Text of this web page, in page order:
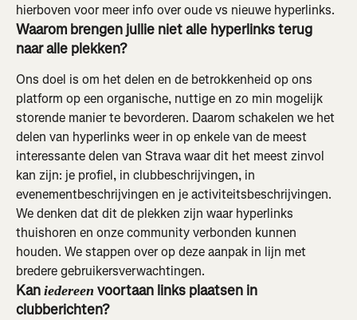
hierboven voor meer info over oude vs nieuwe hyperlinks.
Waarom brengen jullie niet alle hyperlinks terug
naar alle plekken?
Ons doel is om het delen en de betrokkenheid op ons
platform op een organische, nuttige en zo min mogelijk
storende manier te bevorderen. Daarom schakelen we het
delen van hyperlinks weer in op enkele van de meest
interessante delen van Strava waar dit het meest zinvol
kan zijn: je profiel, in clubbeschrijvingen, in
evenementbeschrijvingen en je activiteitsbeschrijvingen.
We denken dat dit de plekken zijn waar hyperlinks
thuishoren en onze community verbonden kunnen
houden. We stappen over op deze aanpak in lijn met
bredere gebruikersverwachtingen.
Kan iedereen voortaan links plaatsen in
clubberichten?